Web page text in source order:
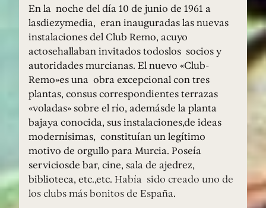
En la noche del día 10 de junio de 1961 a
lasdiezymedia, eran inauguradas las nuevas
instalaciones del Club Remo, acuyo
actosehallaban invitados todoslos socios y
autoridades murcianas. El nuevo «Club-
Remo»es una obra excepcional con tres
plantas, consus correspondientes terrazas
«voladas» sobre el río, ademásde la planta
bajaya conocida, sus instalaciones,de ideas
modernísimas, constituían un legítimo
motivo de orgullo para Murcia. Poseía
serviciosde bar, cine, sala de ajedrez,
biblioteca, etc.,etc. Había sido creado uno de
los clubs más bonitos de España.